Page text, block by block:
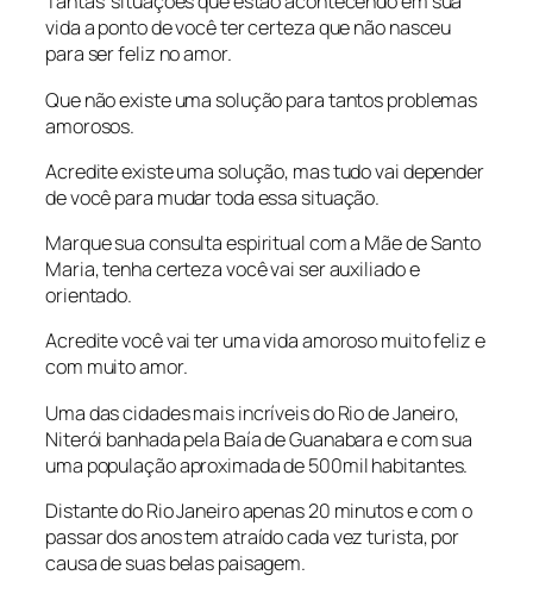
vida a ponto de você ter certeza que não nasceu
para ser feliz no amor.
Que não existe uma solução para tantos problemas
amorosos.
Acredite existe uma solução, mas tudo vai depender
de você para mudar toda essa situação.
Marque sua consulta espiritual com a Mãe de Santo
Maria, tenha certeza você vai ser auxiliado e
orientado.
Acredite você vai ter uma vida amoroso muito feliz e
com muito amor.
Uma das cidades mais incríveis do Rio de Janeiro,
Niterói banhada pela Baía de Guanabara e com sua
uma população aproximada de 500mil habitantes.
Distante do Rio Janeiro apenas 20 minutos e com o
passar dos anos tem atraído cada vez turista, por
causa de suas belas paisagem.